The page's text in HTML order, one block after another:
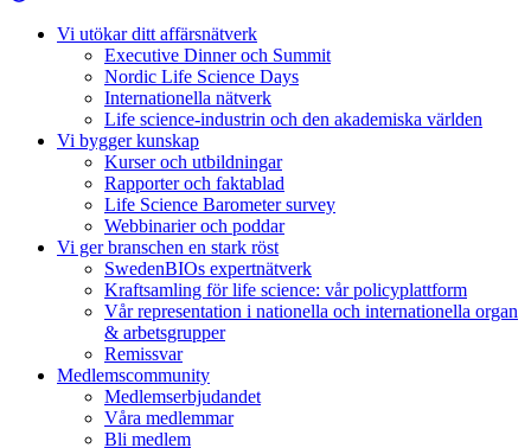
Vi utökar ditt affärsnätverk
Executive Dinner och Summit
Nordic Life Science Days
Internationella nätverk
Life science-industrin och den akademiska världen
Vi bygger kunskap
Kurser och utbildningar
Rapporter och faktablad
Life Science Barometer survey
Webbinarier och poddar
Vi ger branschen en stark röst
SwedenBIOs expertnätverk
Kraftsamling för life science: vår policyplattform
Vår representation i nationella och internationella organ
& arbetsgrupper
Remissvar
Medlemscommunity
Medlemserbjudandet
Våra medlemmar
Bli medlem